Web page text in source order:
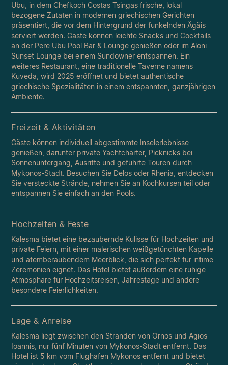
Ubu, in dem Chefkoch Costas Tsingas frische, lokal
bezogene Zutaten in modernen griechischen Gerichten
präsentiert, die vor dem Hintergrund der funkelnden Ägäis
serviert werden. Gäste können leichte Snacks und Cocktails
an der Pere Ubu Pool Bar & Lounge genießen oder im Aloni
Sunset Lounge bei einem Sundowner entspannen. Ein
weiteres Restaurant, eine traditionelle Taverne namens
Kuveda, wird 2025 eröffnet und bietet authentische
griechische Spezialitäten in einem entspannten, ganzjährigen
Ambiente.
Freizeit & Aktivitäten
Gäste können individuell abgestimmte Inselerlebnisse
genießen, darunter private Yachtcharter, Picknicks bei
Sonnenuntergang, Ausritte und geführte Touren durch
Mykonos-Stadt. Besuchen Sie Delos oder Rhenia, entdecken
Sie versteckte Strände, nehmen Sie an Kochkursen teil oder
entspannen Sie einfach an den Pools.
Hochzeiten & Feste
Kalesma bietet eine bezaubernde Kulisse für Hochzeiten und
private Feiern, mit einer malerischen weißgetünchten Kapelle
und atemberaubendem Meerblick, die sich perfekt für intime
Zeremonien eignet. Das Hotel bietet außerdem eine ruhige
Atmosphäre für Hochzeitsreisen, Jahrestage und andere
besondere Feierlichkeiten.
Lage & Anreise
Kalesma liegt zwischen den Stränden von Ornos und Agios
Ioannis, nur fünf Minuten von Mykonos-Stadt entfernt. Das
Hotel ist 5 km vom Flughafen Mykonos entfernt und bietet